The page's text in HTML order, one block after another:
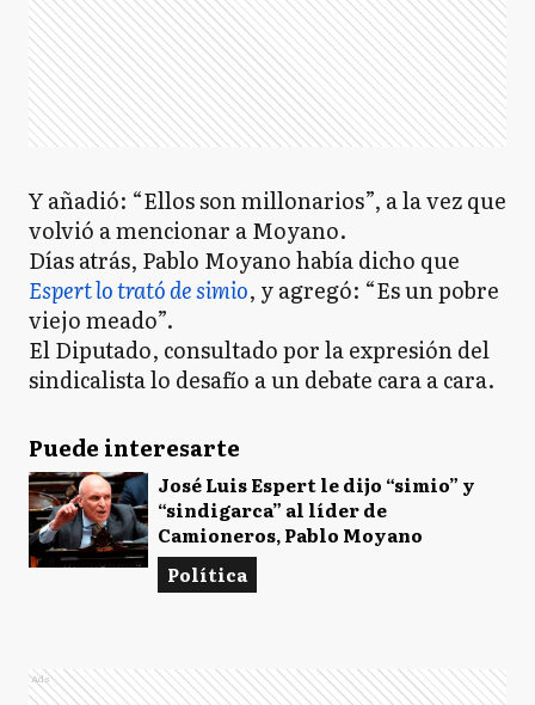
Y añadió: “Ellos son millonarios”, a la vez que
volvió a mencionar a Moyano.
Días atrás, Pablo Moyano había dicho que
Espert lo trató de simio, y agregó: “Es un pobre
viejo meado”.
El Diputado, consultado por la expresión del
sindicalista lo desafío a un debate cara a cara.
Puede interesarte
José Luis Espert le dijo “simio” y
“sindigarca” al líder de
Camioneros, Pablo Moyano
Política
Ads